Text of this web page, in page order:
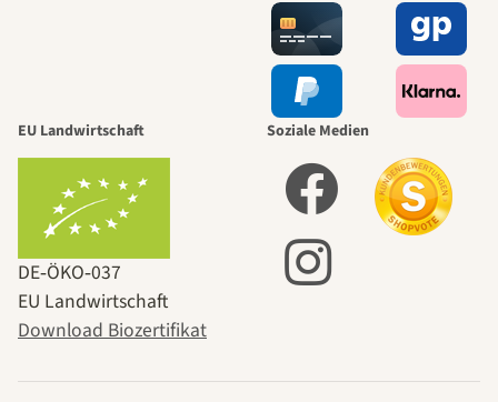
EU Landwirtschaft
DE‑ÖKO‑037
EU Landwirtschaft
Download Biozertifikat
Soziale Medien